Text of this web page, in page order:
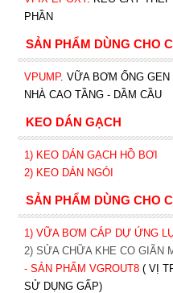
PHẦN
SẢN PHẨM DÙNG CHO
VPUMP. VỮA BƠM ỐNG
NHÀ CAO TẦNG - DẦM CẦU
KEO DÁN GẠCH
1) KEO DÁN GẠCH HỒ BƠI
2) KEO DÁN NGÓI
SẢN PHẨM DÙNG CHO
1) VỮA BƠM CÁP DỰ ỨNG
2) SỬA CHỮA KHE CO GIÃN
- SẢN PHẨM VGROUT8 ( VỊ
SỬ DỤNG GẤP)